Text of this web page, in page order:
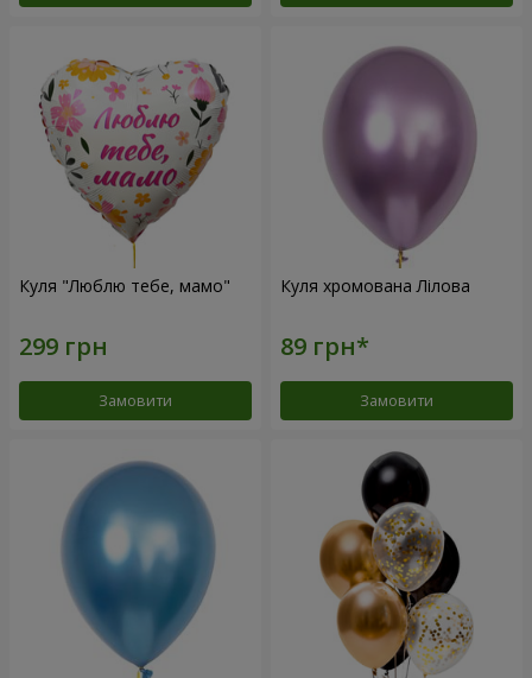
Куля "Люблю тебе, мамо"
Замовити
Куля хромована Лілова
Замовити